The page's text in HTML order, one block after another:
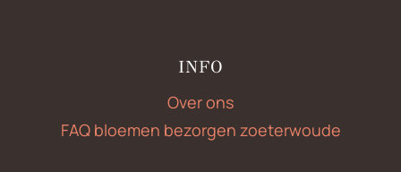
INFO
Over ons
FAQ bloemen bezorgen zoeterwoude